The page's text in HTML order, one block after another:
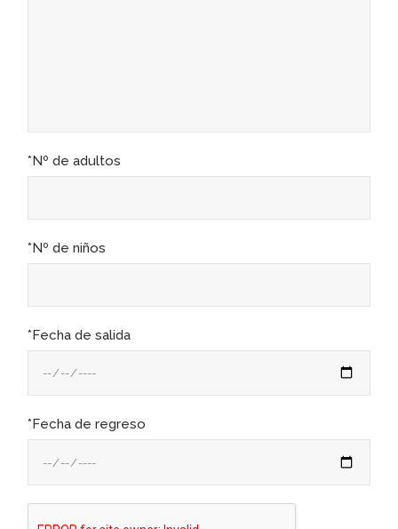
*Nº de adultos
*Nº de niños
*Fecha de salida
*Fecha de regreso